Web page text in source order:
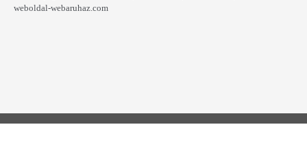
weboldal-webaruhaz.com